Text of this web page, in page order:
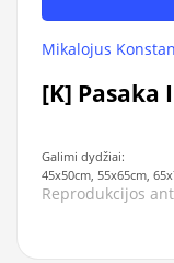
Mikalojus
[K] Pasaka
Galimi dydžiai:
45x50cm, 55x65cm,
Reprodukcijos